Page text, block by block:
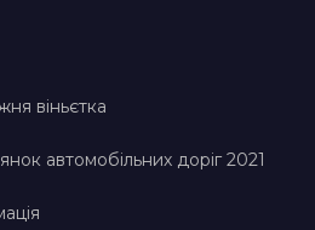
віньєтка
автомобільних доріг 2021